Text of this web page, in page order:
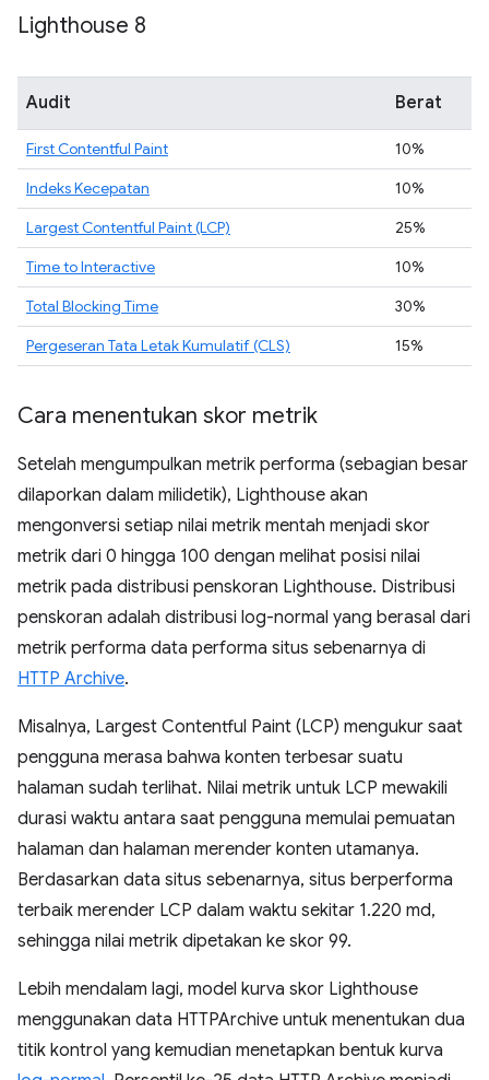
Lighthouse 8
Audit Berat
First Contentful Paint
10%
Indeks Kecepatan
10%
Largest Contentful Paint (LCP)
25%
Time to Interactive
10%
Total Blocking Time
30%
Pergeseran Tata Letak Kumulatif (CLS)
15%
Cara menentukan skor metrik
Setelah mengumpulkan metrik performa (sebagian besar
dilaporkan dalam milidetik), Lighthouse akan
mengonversi setiap nilai metrik mentah menjadi skor
metrik dari 0 hingga 100 dengan melihat posisi nilai
metrik pada distribusi penskoran Lighthouse. Distribusi
penskoran adalah distribusi log-normal yang berasal dari
metrik performa data performa situs sebenarnya di
HTTP Archive.
Misalnya, Largest Contentful Paint (LCP) mengukur saat
pengguna merasa bahwa konten terbesar suatu
halaman sudah terlihat. Nilai metrik untuk LCP mewakili
durasi waktu antara saat pengguna memulai pemuatan
halaman dan halaman merender konten utamanya.
Berdasarkan data situs sebenarnya, situs berperforma
terbaik merender LCP dalam waktu sekitar 1.220 md,
sehingga nilai metrik dipetakan ke skor 99.
Lebih mendalam lagi, model kurva skor Lighthouse
menggunakan data HTTPArchive untuk menentukan dua
titik kontrol yang kemudian menetapkan bentuk kurva